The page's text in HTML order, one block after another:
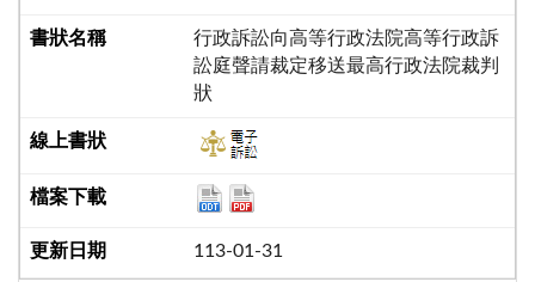
行政訴訟向高等行政法院高等行政訴
訟庭聲請裁定移送最高行政法院裁判
狀
113-01-31